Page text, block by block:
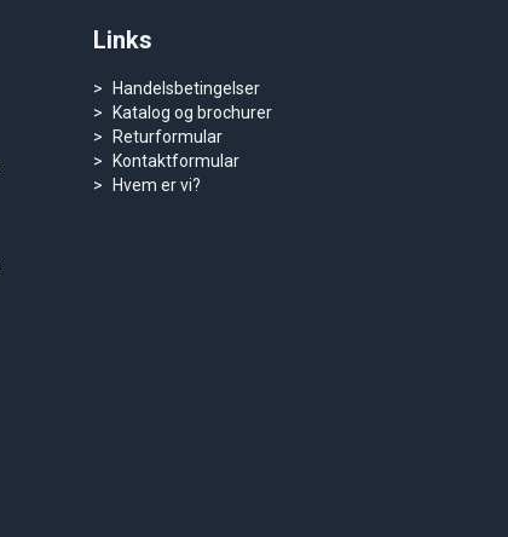
Links
Handelsbetingelser
Katalog og brochurer
Returformular
Kontaktformular
Hvem er vi?